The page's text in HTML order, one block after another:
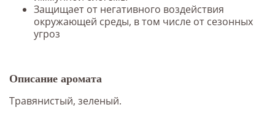
Защищает от негативного воздействия
окружающей среды, в том числе от сезонных
угроз
Описание аромата
Травянистый, зеленый.